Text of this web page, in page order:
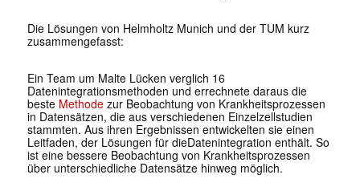
Die Lösungen von Helmholtz Munich und der TUM kurz
zusammengefasst:
Ein Team um Malte Lücken verglich 16
Datenintegrationsmethoden und errechnete daraus die
beste Methodezur Beobachtung von Krankheitsprozessen
in Datensätzen, die aus verschiedenen Einzelzellstudien
stammten. Aus ihren Ergebnissen entwickelten sie einen
Leitfaden, der Lösungen für dieDatenintegration enthält. So
ist eine bessere Beobachtung von Krankheitsprozessen
über unterschiedliche Datensätze hinweg möglich.